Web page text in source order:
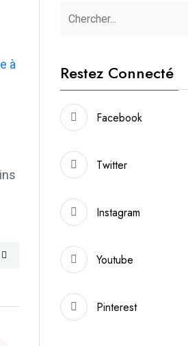
à
Restez Connecté
Facebook
Twitter
Instagram
Youtube
Pinterest